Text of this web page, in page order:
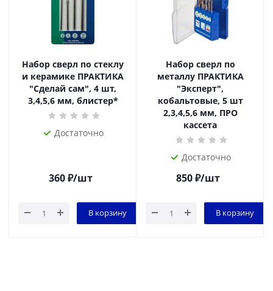
Набор сверл по стеклу
и керамике ПРАКТИКА
"Сделай сам", 4 шт,
3,4,5,6 мм, блистер*
Достаточно
360₽/шт
В корзину
Набор сверл по
металлу ПРАКТИКА
"Эксперт",
кобальтовые, 5 шт
2,3,4,5,6 мм, ПРО
кассета
Достаточно
850₽/шт
В корзину